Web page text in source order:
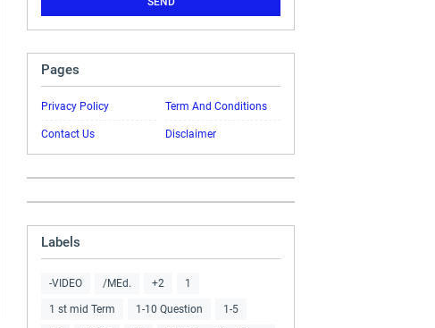
Pages
Privacy Policy Term And Conditions
Contact Us Disclaimer
Labels
-VIDEO /MEd. +2 1
1 st mid Term 1-10 Question 1-5